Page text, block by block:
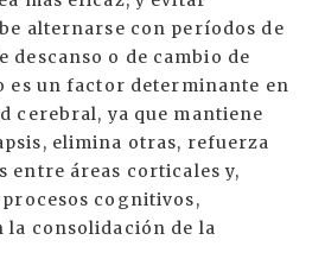
alternarse con períodos de
descanso o de cambio de
es un factor determinante en
cerebral, ya que mantiene
elimina otras, refuerza
entre áreas corticales y,
cognitivos,
consolidación de la